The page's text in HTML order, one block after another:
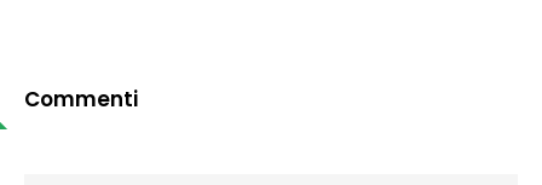
Commenti